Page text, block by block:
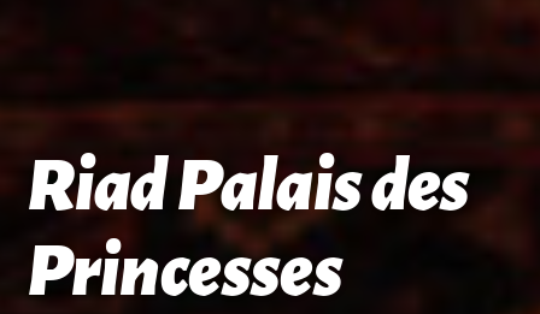
Riad Palais des
Princesses